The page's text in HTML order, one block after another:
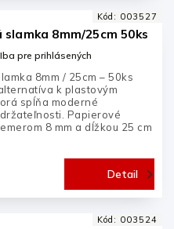
8mm/25cm 50ks
Iba pre prihlásených
Detail
8mm / 25cm – 50ks
k plastovým
spĺňa moderné
Papierové
8 mm a dĺžkou 25 cm
Kód: 003527
Kód: 003524